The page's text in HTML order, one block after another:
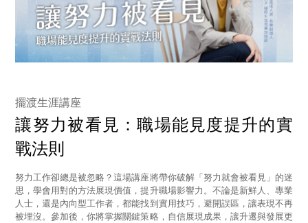
擺渡生涯講座
讓努力被看見：職場能見度提升的實
戰法則
努力工作卻總是被忽略？這場講座將帶你破解「努力就會被看見」的迷
思，學會用對的方法展現價值，提升職場影響力。不論是新鮮人、專業
人士，還是內向型工作者，都能找到實用技巧，避開誤區，讓表現不再
被埋沒。參加後，你將掌握關鍵策略，自信展現成果，讓升遷與發展更